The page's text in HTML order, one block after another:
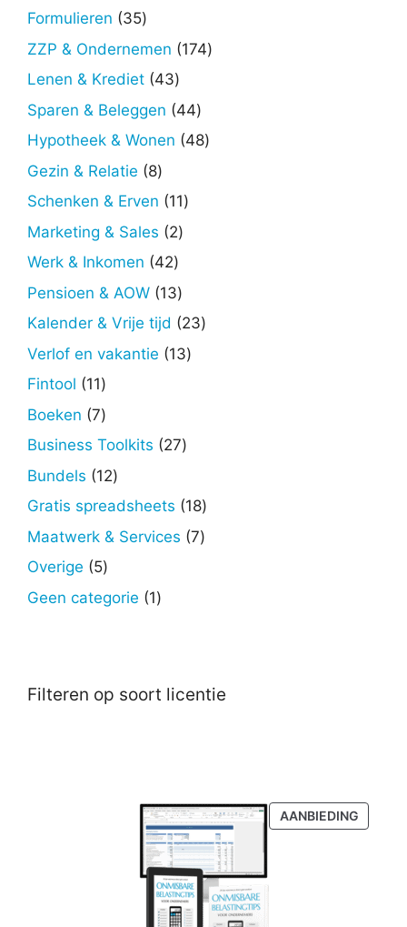
producten
Formulieren 3535
producten
ZZP & Ondernemen 174174
Lenen & Krediet 4343
producten
Sparen & Beleggen 4444
producten
Hypotheek & Wonen 4848
Gezin & Relatie 88
producten
Schenken & Erven 1111
Marketing & Sales 22
Werk & Inkomen 4242
producten
Pensioen & AOW 1313
producten
Kalender & Vrije tijd 2323
Verlof en vakantie 1313
Fintool 1111
producten
Boeken 77
producten
Business Toolkits 2727
Bundels 1212
producten
Gratis spreadsheets 1818
producten
Maatwerk & Services 77
Overige 55
producten
Geen categorie 11
Filteren op soort licentie
AANBIEDING
IN